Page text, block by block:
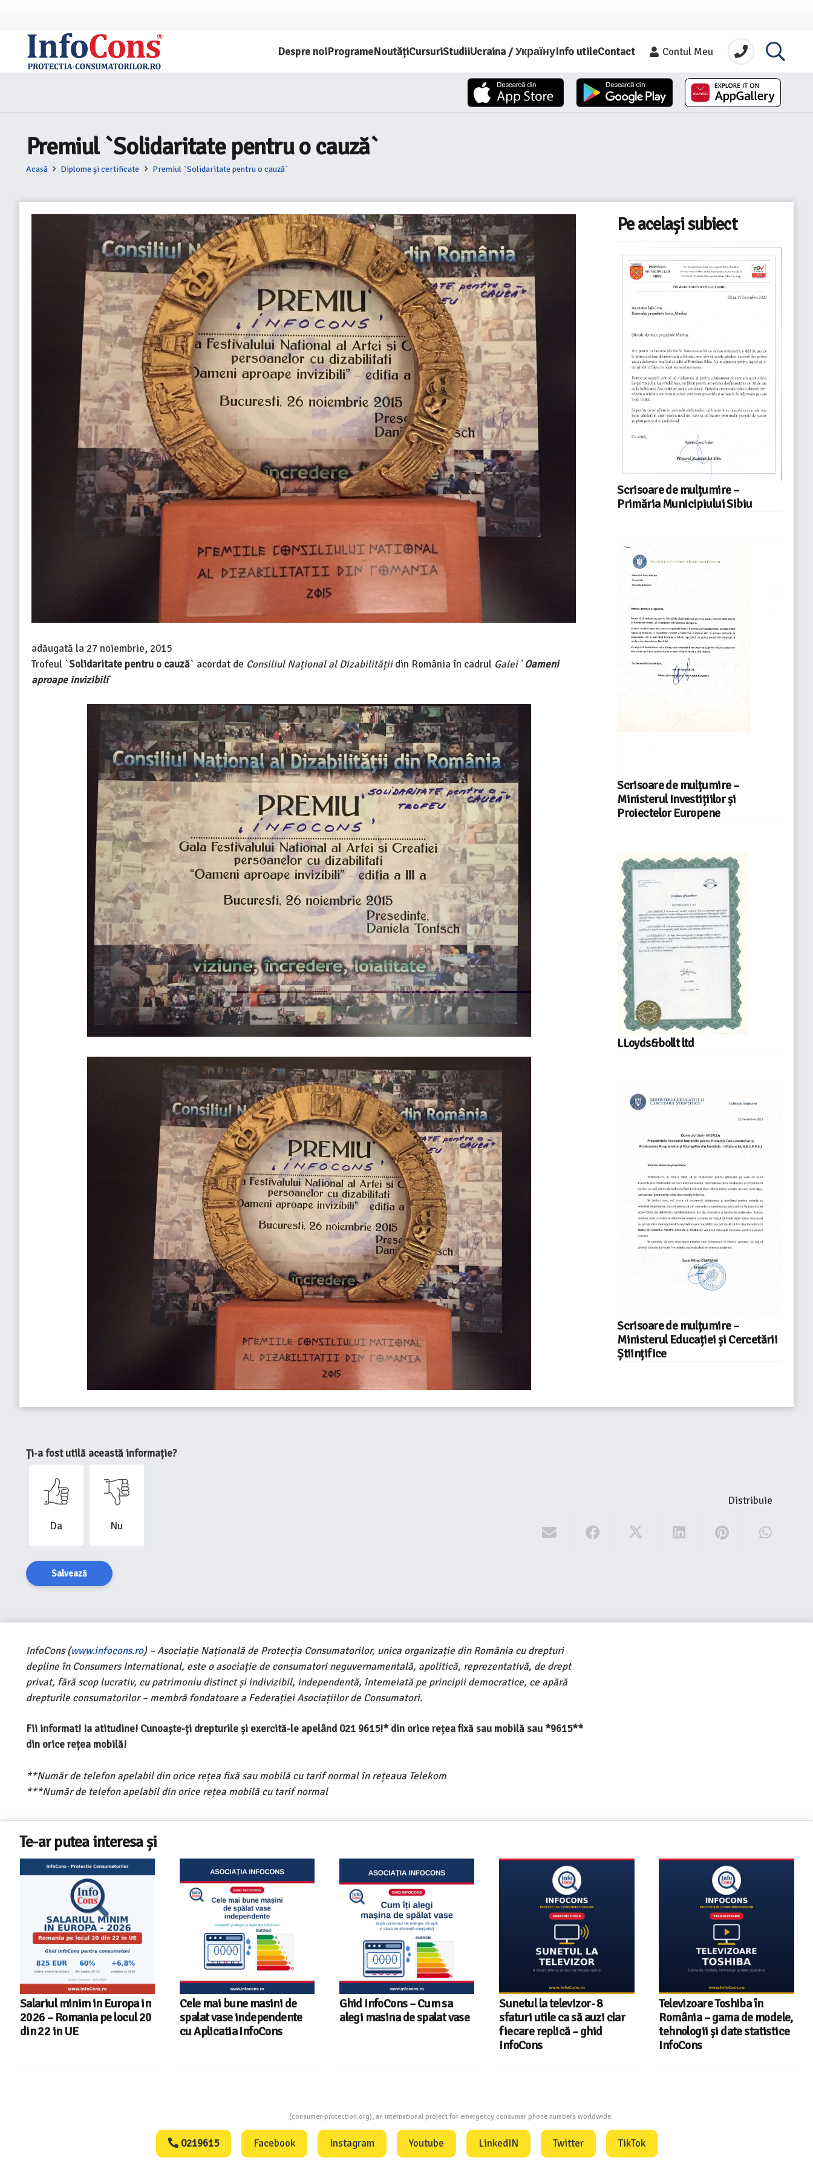
Despre noiProgrameNoutățiCursuriStudiiUcraina / УкраїнуInfo utileContact Contul Meu
Premiul `Solidaritate pentru o cauză`
Acasă Diplome și certificate Premiul `Solidaritate pentru o cauză`
adăugată la 27 noiembrie, 2015
Trofeul `Solidaritate pentru o cauză` acordat de Consiliul Național al Dizabilitățiidin România în cadrul Galei`Oameni
aproape invizibili`
Pe același subiect
Scrisoare de mulțumire –
Primăria Municipiului Sibiu
Scrisoare de mulțumire –
Ministerul Investițiilor și
Proiectelor Europene
LLoyds&bollt ltd
Scrisoare de mulțumire –
Ministerul Educației și Cercetării
Științifice
Ți-a fost utilă această informație?
Da Nu
Salvează
Distribuie
InfoCons (www.infocons.ro) – Asociație Națională de Protecția Consumatorilor, unica organizație din România cu drepturi
depline în Consumers International, este o asociație de consumatori neguvernamentală, apolitică, reprezentativă, de drept
privat, fără scop lucrativ, cu patrimoniu distinct și indivizibil, independentă, întemeiată pe principii democratice, ce apără
drepturile consumatorilor – membră fondatoare a Federației Asociațiilor de Consumatori.
Fii informat! Ia atitudine! Cunoaște-ți drepturile și exercită-le apelând 021 9615!* din orice rețea fixă sau mobilă sau *9615**
din orice rețea mobilă!
**Număr de telefon apelabil din orice rețea fixă sau mobilă cu tarif normal în rețeaua Telekom
***Număr de telefon apelabil din orice rețea mobilă cu tarif normal
Te-ar putea interesa și
Cele mai bune masini de
spalat vase independente
cu Aplicatia InfoCons
Ghid InfoCons – Cum sa
alegi masina de spalat vase
Sunetul la televizor- 8
sfaturi utile ca să auzi clar
Televizoare Toshiba în
România – gama de modele,
tehnologii și date statistice
InfoCons
InfoCons – 243 de
documente de acreditare
pentru certificatele verzi
din energia electrică
(consumer-protection.org), an international project for emergency consumer phone numbers worldwide.
0219615 Facebook Instagram Youtube LinkedIN Twitter TikTok